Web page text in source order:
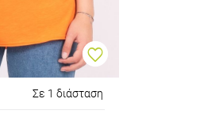
Σε 1 διάσταση